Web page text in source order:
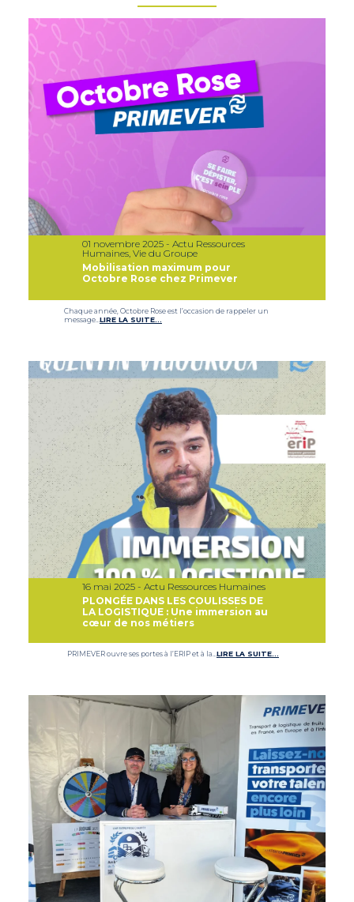
01 novembre 2025 - Actu Ressources
Humaines, Vie du Groupe
Mobilisation maximum pour
Octobre Rose chez Primever
Chaque année, Octobre Rose est l’occasion de rappeler un
message…LIRE LA SUITE…
16 mai 2025 - Actu Ressources Humaines
PLONGÉE DANS LES COULISSES DE
LA LOGISTIQUE : Une immersion au
cœur de nos métiers
PRIMEVER ouvre ses portes à l’ERIP et à la…LIRE LA SUITE…